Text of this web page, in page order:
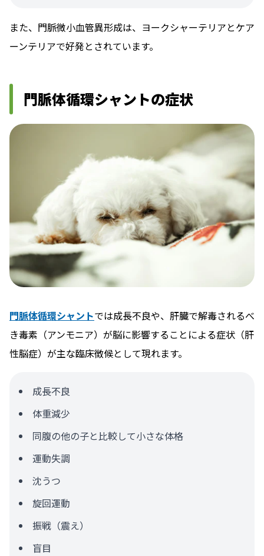
また、門脈微小血管異形成は、ヨークシャーテリアとケア
ーンテリアで好発とされています。
門脈体循環シャントの症状
門脈体循環シャントでは成長不良や、肝臓で解毒されるべ
き毒素（アンモニア）が脳に影響することによる症状（肝
性脳症）が主な臨床徴候として現れます。
成長不良
体重減少
同腹の他の子と比較して小さな体格
運動失調
沈うつ
旋回運動
振戦（震え）
盲目